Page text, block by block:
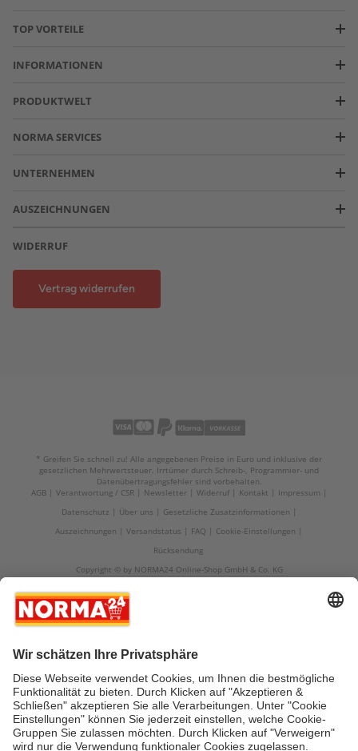
TOP VORTEILE
INFORMATIONEN
PRODUKTWELT
NORMA SERVICES
UNTERNEHMEN
AUSZEICHNUNGEN
WIDERRUF
Vertrag widerrufen
* Greifen Sie schnell zu! Alle angegebenen Preise in Euro und inklusive der
gesetzlichen Mehrwertsteuer. Irrtümer durch Schreib-, Programmier- und
Datenübertragungsfehler sind vorbehalten.
AGB
Verantwortung / CSR Newsletter Widerruf Kontakt
Impressum
Datenschutz
Über uns
Gesetzliche Zusatzinformationen
Auszeichnungen
Versandstatus FAQ
Cookie-Einstellungen
Rücksendung
Copyright © by NORMA24 Online-Shop GmbH & Co. KG